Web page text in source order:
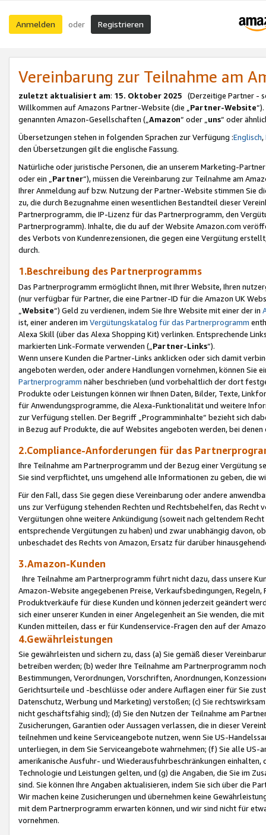
Anmelden oder Registrieren
Vereinbarung zur Teilnahme am
zuletzt aktualisiert am: 15. Oktober 2025 (Derzeitige Partner -
Willkommen auf Amazons Partner-Website (die „Partner-Website
genannten Amazon-Gesellschaften („Amazon“ oder „uns“ oder
Übersetzungen stehen in folgenden Sprachen zur Verfügung :Englisch,
den Übersetzungen gilt die englische Fassung.
Natürliche oder juristische Personen, die an unserem Marketing-
oder ein „Partner“), müssen die Vereinbarung zur Teilnahme am
Ihrer Anmeldung auf bzw. Nutzung der Partner-Website stimmen Sie
zu, die durch Bezugnahme einen wesentlichen Bestandteil dieser
Partnerprogramm, die IP-Lizenz für das Partnerprogramm, den
Partnerprogramm). Inhalte, die du auf der Website Amazon.com
des Verbots von Kundenrezensionen, die gegen eine Vergütung
durch.
1.Beschreibung des Partnerprogramms
Das Partnerprogramm ermöglicht Ihnen, mit Ihrer Website, Ihren
(nur verfügbar für Partner, die eine Partner-ID für die Amazon UK
Website“) Geld zu verdienen, indem Sie Ihre Website mit einer der in
ist, einer anderen im Vergütungskatalog für das Partnerprogramm
Alexa Skill (über das Alexa Shopping Kit) verlinken. Entsprechende
markierten Link-Formate verwenden („ Partner-Links“).
Wenn unsere Kunden die Partner-Links anklicken oder sich damit
angeboten werden, oder andere Handlungen vornehmen, können Sie
Partnerprogramm näher beschrieben (und vorbehaltlich der dort
Produkte oder Leistungen können wir Ihnen Daten, Bilder, Texte,
für Anwendungsprogramme, die Alexa-Funktionalität und weitere
zur Verfügung stellen. Der Begriff „Programminhalte“ bezieht sich
in Bezug auf Produkte, die auf Websites angeboten werden, bei
2.Compliance-Anforderungen für das
Ihre Teilnahme am Partnerprogramm und der Bezug einer Vergütung
Sie sind verpflichtet, uns umgehend alle Informationen zu geben, die
Für den Fall, dass Sie gegen diese Vereinbarung oder andere
uns zur Verfügung stehenden Rechten und Rechtsbehelfen, das
Vergütungen ohne weitere Ankündigung (soweit nach geltendem
entsprechende Vergütungen zu haben) und zwar unabhängig davon,
unbeschadet des Rechts von Amazon, Ersatz für darüber
3.Amazon-Kunden
Ihre Teilnahme am Partnerprogramm führt nicht dazu, dass unsere
Amazon-Website angegebenen Preise, Verkaufsbedingungen,
Produktverkäufe für diese Kunden und können jederzeit geändert
sich einer unserer Kunden in einer Angelegenheit an Sie wenden, die
Kunden mitteilen, dass er für Kundenservice-Fragen den auf der
4.Gewährleistungen
Sie gewährleisten und sichern zu, dass (a) Sie gemäß dieser
betreiben werden; (b) weder Ihre Teilnahme am Partnerprogramm
Bestimmungen, Verordnungen, Vorschriften, Anordnungen,
Gerichtsurteile und -beschlüsse oder andere Auflagen einer für Sie
Datenschutz, Werbung und Marketing) verstoßen; (c) Sie
nicht geschäftsfähig sind); (d) Sie den Nutzen der Teilnahme am
Zusicherungen, Garantien oder Aussagen verlassen, die in dieser
teilnehmen und keine Serviceangebote nutzen, wenn Sie US-
unterliegen, in dem Sie Serviceangebote wahrnehmen; (f) Sie alle
amerikanische Ausfuhr- und Wiederausfuhrbeschränkungen
Technologie und Leistungen gelten, und (g) die Angaben, die Sie im
sind. Sie können Ihre Angaben aktualisieren, indem Sie sich über die
Wir machen keine Zusicherungen und übernehmen keine
mit dem Partnerprogramm erwarten können, und wir sind nicht für
vornehmen.